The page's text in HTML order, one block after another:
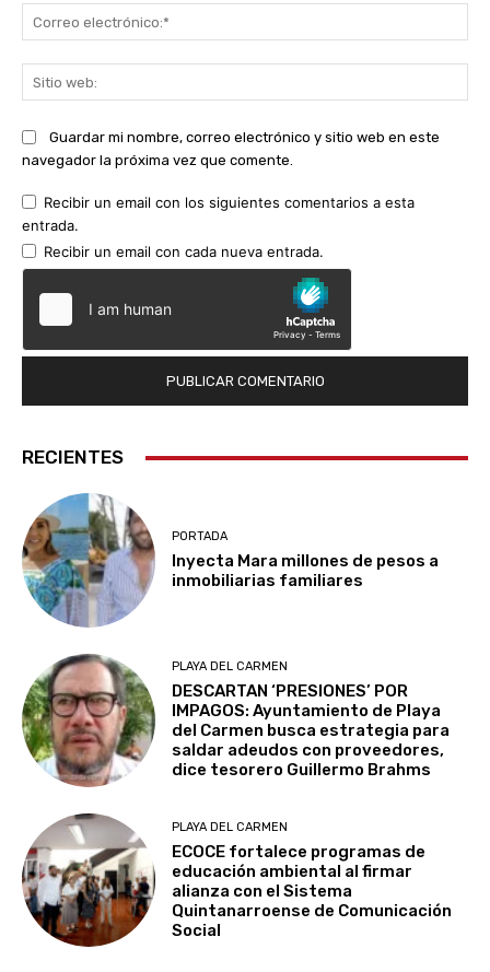
Guardar mi nombre, correo electrónico y sitio web en este
navegador la próxima vez que comente.
Recibir un email con los siguientes comentarios a esta
entrada.
Recibir un email con cada nueva entrada.
RECIENTES
PORTADA
Inyecta Mara millones de pesos a
inmobiliarias familiares
PLAYA DEL CARMEN
DESCARTAN ‘PRESIONES’ POR
IMPAGOS: Ayuntamiento de Playa
del Carmen busca estrategia para
saldar adeudos con proveedores,
dice tesorero Guillermo Brahms
PLAYA DEL CARMEN
ECOCE fortalece programas de
educación ambiental al firmar
alianza con el Sistema
Quintanarroense de Comunicación
Social